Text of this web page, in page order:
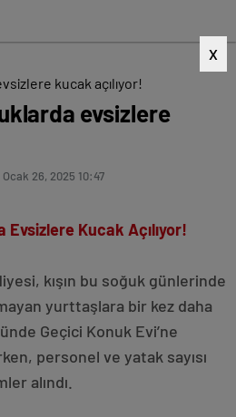
X
evsizlere
Ocak 26, 2025 10:47
Kucak Açılıyor!
kışın bu soğuk günlerinde
yurttaşlara bir kez daha
Geçici Konuk Evi’ne
personel ve yatak sayısı
alındı.